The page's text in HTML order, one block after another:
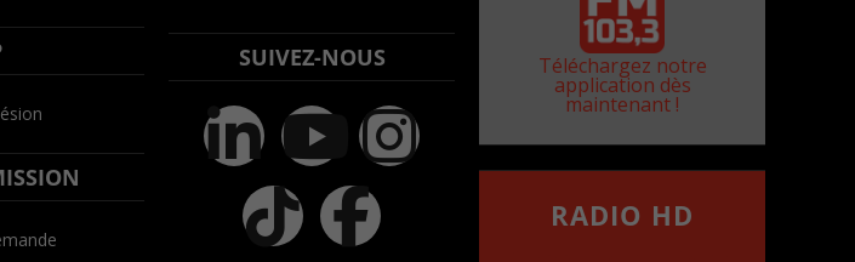
SUIVEZ-NOUS Téléchargez notre
application dès
maintenant !
RADIO HD